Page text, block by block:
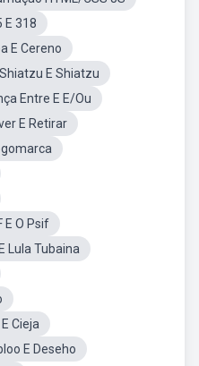
E 318
E Cereno
E Shiatzu
Entre E E/Ou
E Retirar
E O Psif
Lula Tubaina
Cieja
E Deseho